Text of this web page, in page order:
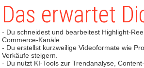
Das erwartet
- Du schneidest und bearbeitest Highlight-
Commerce-Kanäle.
- Du erstellst kurzweilige Videoformate wie
Verkäufe steigern.
- Du nutzt KI-Tools zur Trendanalyse,